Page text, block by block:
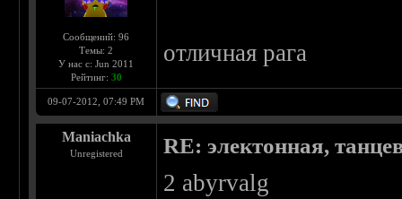
Сообщений: 96
Темы: 2
У нас с: Jun 2011
Рейтинг: 30
отличная рага
09-07-2012, 07:49 PM
Maniachka
Unregistered RE: электонная,
2 abyrvalg